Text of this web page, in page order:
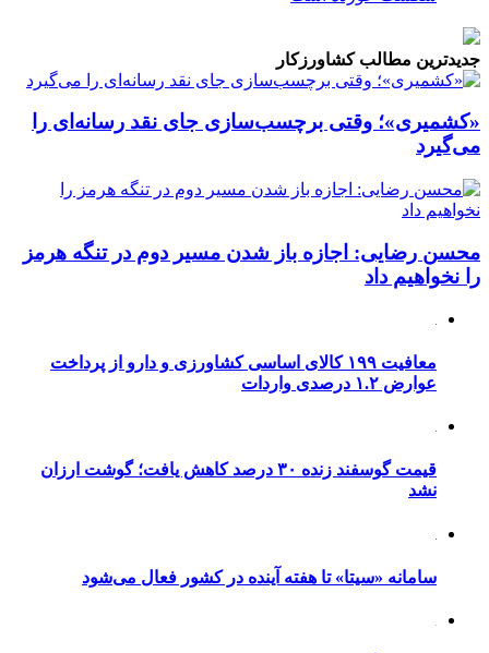
جدیدترین مطالب کشاورزکار
«کشمیری»؛ وقتی برچسب‌سازی جای نقد رسانه‌ای را
می‌گیرد
محسن رضایی: اجازه باز شدن مسیر دوم در تنگه هرمز
را نخواهیم داد
معافیت ۱۹۹ کالای اساسی کشاورزی و دارو از پرداخت
عوارض ۱.۲ درصدی واردات
قیمت گوسفند زنده ۳۰ درصد کاهش یافت؛ گوشت ارزان
نشد
سامانه «سیتا» تا هفته آینده در کشور فعال می‌شود